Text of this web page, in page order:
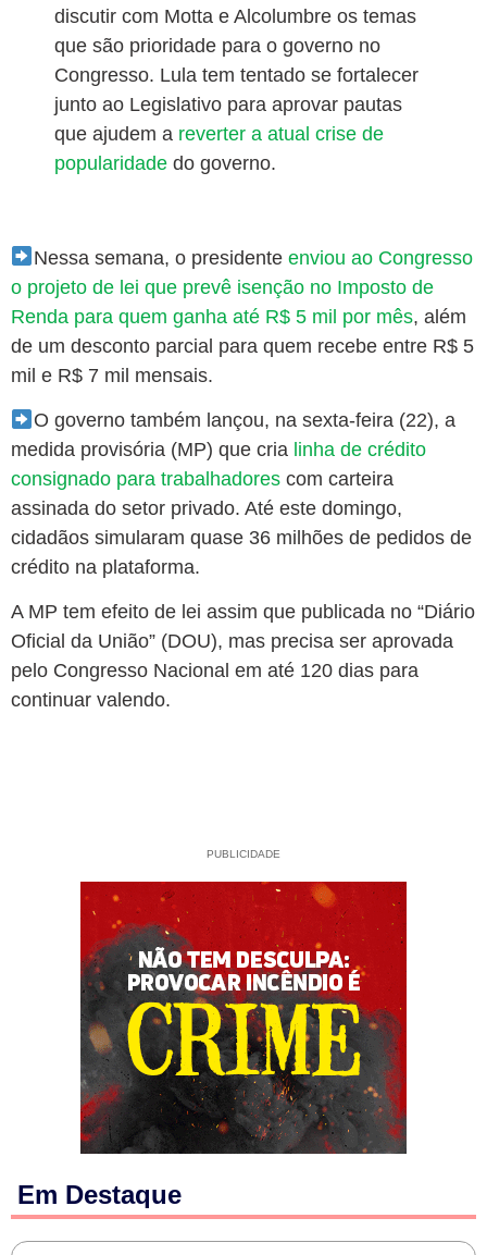
discutir com Motta e Alcolumbre os temas
que são prioridade para o governo no
Congresso. Lula tem tentado se fortalecer
junto ao Legislativo para aprovar pautas
que ajudem a reverter a atual crise de
popularidade do governo.
Nessa semana, o presidente enviou ao Congresso
o projeto de lei que prevê isenção no Imposto de
Renda para quem ganha até R$ 5 mil por mês, além
de um desconto parcial para quem recebe entre R$ 5
mil e R$ 7 mil mensais.
O governo também lançou, na sexta-feira (22), a
medida provisória (MP) que cria linha de crédito
consignado para trabalhadores com carteira
assinada do setor privado. Até este domingo,
cidadãos simularam quase 36 milhões de pedidos de
crédito na plataforma.
A MP tem efeito de lei assim que publicada no “Diário
Oficial da União” (DOU), mas precisa ser aprovada
pelo Congresso Nacional em até 120 dias para
continuar valendo.
PUBLICIDADE
Em Destaque